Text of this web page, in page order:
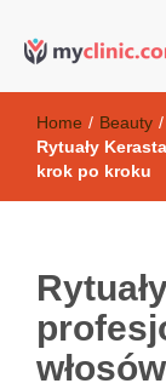
Home / Beauty /
Rytuały
krok po kroku